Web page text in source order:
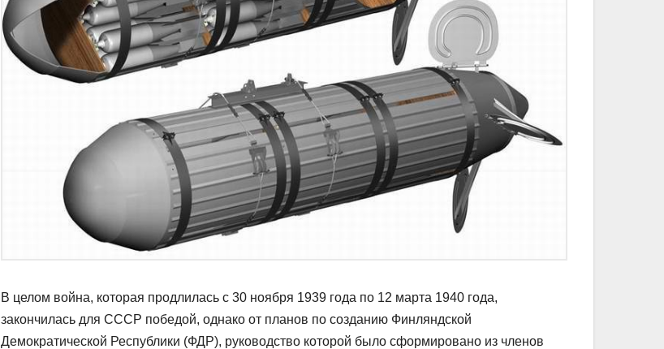
В целом война, которая продлилась с 30 ноября 1939 года по 12 марта 1940 года,
закончилась для СССР победой, однако от планов по созданию Финляндской
Демократической Республики (ФДР), руководство которой было сформировано из членов